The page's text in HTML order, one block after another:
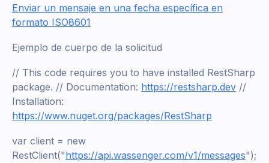
Enviar un mensaje en una fecha específica en
formato ISO8601
Ejemplo de cuerpo de la solicitud
// This code requires you to have installed RestSharp
package. // Documentation: https://restsharp.dev //
Installation:
https://www.nuget.org/packages/RestSharp
var client = new
RestClient("https://api.wassenger.com/v1/messages");